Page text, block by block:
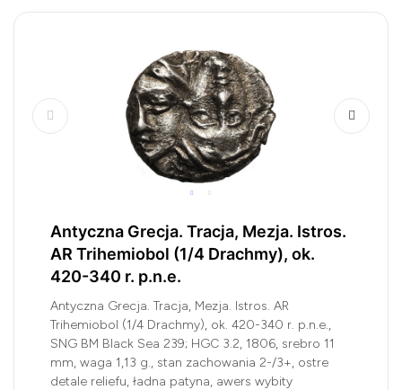
Antyczna Grecja. Tracja, Mezja. Istros.
AR Trihemiobol (1/4 Drachmy), ok.
420-340 r. p.n.e.
Antyczna Grecja. Tracja, Mezja. Istros. AR
Trihemiobol (1/4 Drachmy), ok. 420-340 r. p.n.e.,
SNG BM Black Sea 239; HGC 3.2, 1806, srebro 11
mm, waga 1,13 g., stan zachowania 2-/3+, ostre
detale reliefu, ładna patyna, awers wybity